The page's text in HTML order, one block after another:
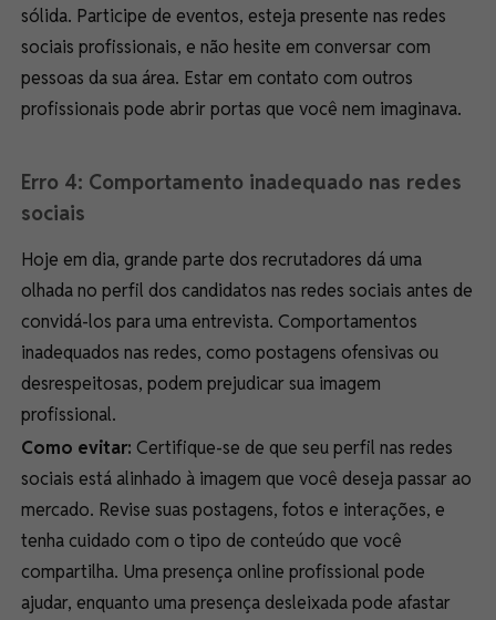
sólida. Participe de eventos, esteja presente nas redes
sociais profissionais, e não hesite em conversar com
pessoas da sua área. Estar em contato com outros
profissionais pode abrir portas que você nem imaginava.
Erro 4: Comportamento inadequado nas redes
sociais
Hoje em dia, grande parte dos recrutadores dá uma
olhada no perfil dos candidatos nas redes sociais antes de
convidá-los para uma entrevista. Comportamentos
inadequados nas redes, como postagens ofensivas ou
desrespeitosas, podem prejudicar sua imagem
profissional.
Como evitar: Certifique-se de que seu perfil nas redes
sociais está alinhado à imagem que você deseja passar ao
mercado. Revise suas postagens, fotos e interações, e
tenha cuidado com o tipo de conteúdo que você
compartilha. Uma presença online profissional pode
ajudar, enquanto uma presença desleixada pode afastar